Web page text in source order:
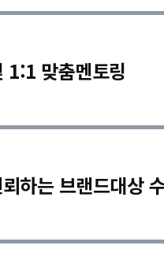
맞춤멘토링
하는 브랜드대상